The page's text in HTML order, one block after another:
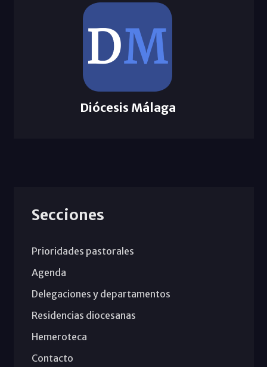
Diócesis Málaga
Secciones
Prioridades pastorales
Agenda
Delegaciones y departamentos
Residencias diocesanas
Hemeroteca
Contacto